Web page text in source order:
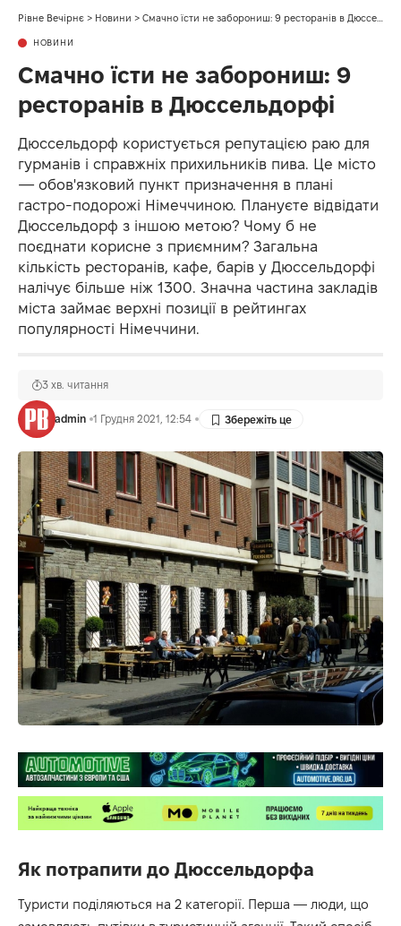
Рівне Вечірнє > Новини > Смачно їсти не заборониш: 9 ресторанів в Дюссельдорфі
НОВИНИ
Смачно їсти не заборониш: 9
ресторанів в Дюссельдорфі
Дюссельдорф користується репутацією раю для
гурманів і справжніх прихильників пива. Це місто
— обов'язковий пункт призначення в плані
гастро-подорожі Німеччиною. Плануєте відвідати
Дюссельдорф з іншою метою? Чому б не
поєднати корисне з приємним? Загальна
кількість ресторанів, кафе, барів у Дюссельдорфі
налічує більше ніж 1300. Значна частина закладів
міста займає верхні позиції в рейтингах
популярності Німеччини.
admin 1 Грудня 2021, 12:54
3 хв. читання
Як потрапити до Дюссельдорфа
Туристи поділяються на 2 категорії. Перша — люди, що